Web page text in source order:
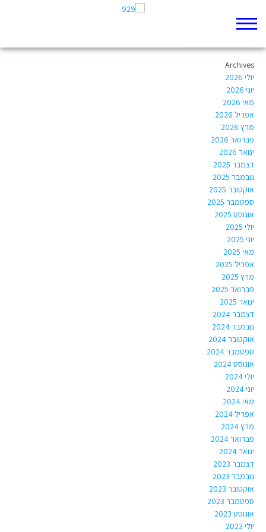
Author Archives: ilanbnz@gmail.com
Archives
יולי 2026
יוני 2026
מאי 2026
אפריל 2026
מרץ 2026
פברואר 2026
ינואר 2026
דצמבר 2025
נובמבר 2025
אוקטובר 2025
ספטמבר 2025
אוגוסט 2025
יולי 2025
יוני 2025
מאי 2025
אפריל 2025
מרץ 2025
פברואר 2025
ינואר 2025
דצמבר 2024
נובמבר 2024
אוקטובר 2024
ספטמבר 2024
אוגוסט 2024
יולי 2024
יוני 2024
מאי 2024
אפריל 2024
מרץ 2024
פברואר 2024
ינואר 2024
דצמבר 2023
נובמבר 2023
אוקטובר 2023
ספטמבר 2023
אוגוסט 2023
יולי 2023